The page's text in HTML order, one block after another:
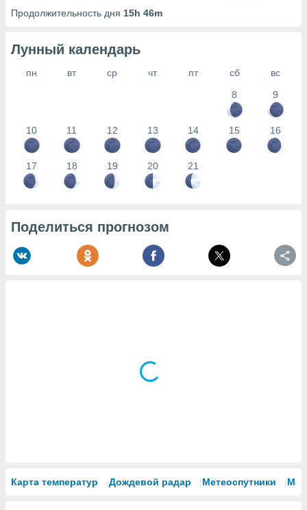
Продолжительность дня 15h 46m
Лунный календарь
пн вт ср чт пт сб
вс
8
9
10 11 12 13 14 15 16
17 18 19 20 21
Поделиться прогнозом
Карта температур Дождевой радар Метеоспутники